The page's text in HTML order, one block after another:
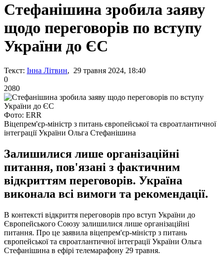
Стефанішина зробила заяву
щодо переговорів по вступу
України до ЄС
Текст: Інна Літвин, 29 травня 2024, 18:40
0
2080
Фото: ERR
Віцепрем'єр-міністр з питань європейської та євроатлантичної
інтеграції України Ольга Стефанішина
Залишилися лише організаційні
питання, пов'язані з фактичним
відкриттям переговорів. Україна
виконала всі вимоги та рекомендації.
В контексті відкриття переговорів про вступ України до
Європейського Союзу залишилися лише організаційні
питання. Про це заявила віцепрем'єр-міністр з питань
європейської та євроатлантичної інтеграції України Ольга
Стефанішина в ефірі телемарафону 29 травня.